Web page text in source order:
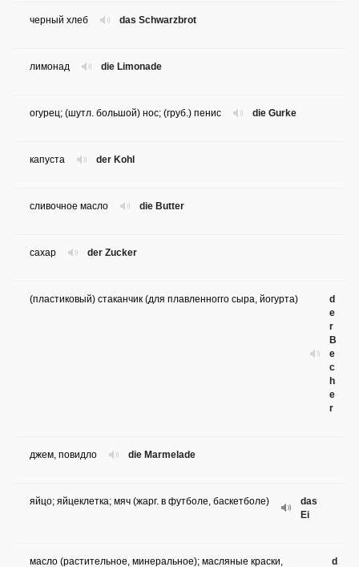
das Schwarzbrot
черный хлеб
die Limonade
лимонад
die Gurke
огурец; (шутл. большой) нос; (груб.) пенис
der Kohl
капуста
die Butter
сливочное масло
der Zucker
сахар
d
e
r
B
e
c
h
e
r
(пластиковый) стаканчик (для плавленногго сыра, йогурта)
die Marmelade
джем, повидло
das
Ei
яйцо; яйцеклетка; мяч (жарг. в футболе, баскетболе)
d
масло (растительное, минеральное); масляные краски,